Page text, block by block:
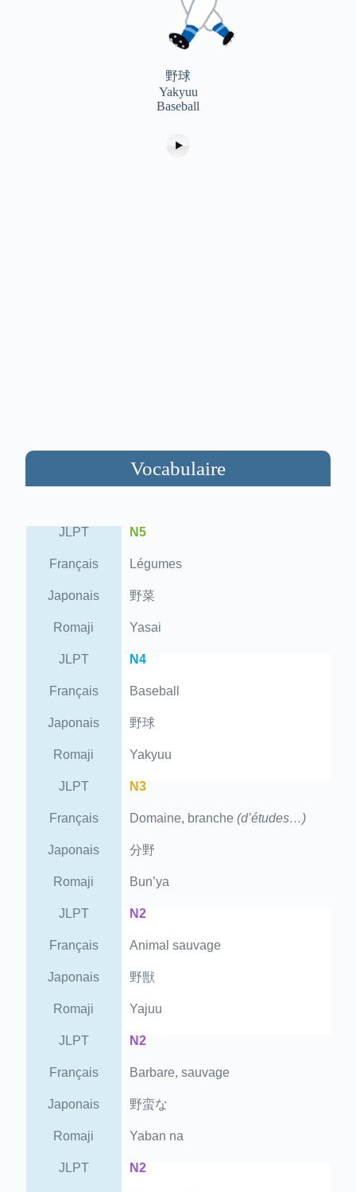
野球
Yakyuu
Baseball
Vocabulaire
JLPT N5
Français Légumes
Japonais 野菜
Romaji Yasai
JLPT N4
Français Baseball
Japonais 野球
Romaji Yakyuu
JLPT N3
Français Domaine, branche (d’études…)
Japonais 分野
Romaji Bun’ya
JLPT N2
Français Animal sauvage
Japonais 野獣
Romaji Yajuu
JLPT N2
Français Barbare, sauvage
Japonais 野蛮な
Romaji Yaban na
JLPT N2